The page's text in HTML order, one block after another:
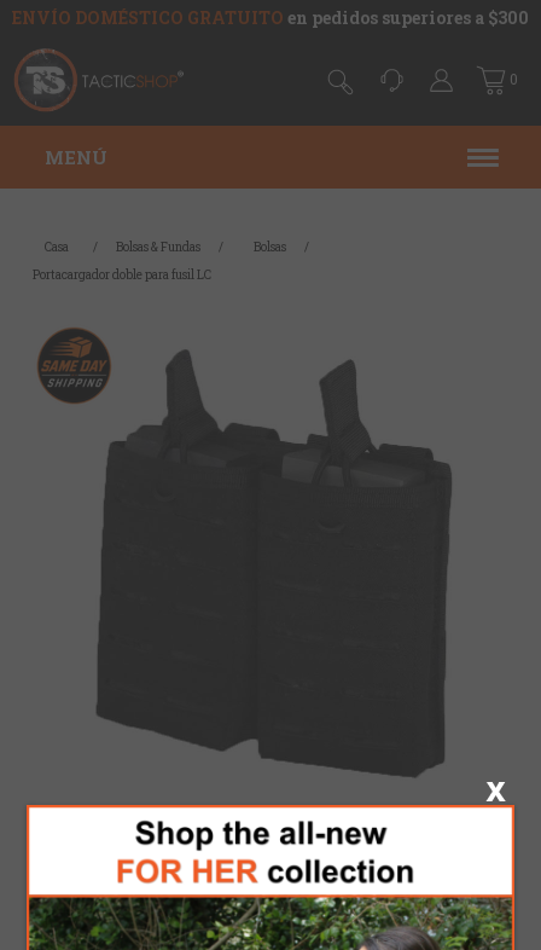
ENVÍO DOMÉSTICO GRATUITO en pedidos superiores a $300
0
MENÚ
Casa / Bolsas & Fundas / Bolsas
/
Portacargador doble para fusil LC